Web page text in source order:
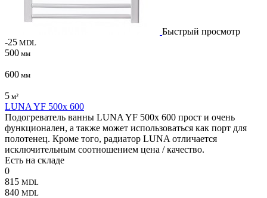
Быстрый просмотр
-25 MDL
500 мм
600 мм
5 м²
LUNA YF 500x 600
Подогреватель ванны LUNA YF 500x 600 прост и очень
функционален, а также может использоваться как порт для
полотенец. Кроме того, радиатор LUNA отличается
исключительным соотношением цена / качество.
Есть на складе
0
815 MDL
840 MDL